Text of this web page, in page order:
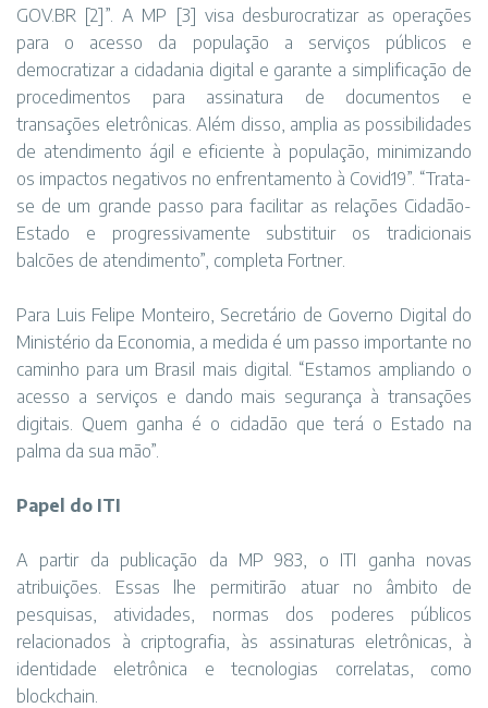
GOV.BR [2]”. A MP [3] visa desburocratizar as operações
para o acesso da população a serviços públicos e
democratizar a cidadania digital e garante a simplificação de
procedimentos para assinatura de documentos e
transações eletrônicas. Além disso, amplia as possibilidades
de atendimento ágil e eficiente à população, minimizando
os impactos negativos no enfrentamento à Covid19”. “Trata-
se de um grande passo para facilitar as relações Cidadão-
Estado e progressivamente substituir os tradicionais
balcões de atendimento”, completa Fortner.
Para Luis Felipe Monteiro, Secretário de Governo Digital do
Ministério da Economia, a medida é um passo importante no
caminho para um Brasil mais digital. “Estamos ampliando o
acesso a serviços e dando mais segurança à transações
digitais. Quem ganha é o cidadão que terá o Estado na
palma da sua mão”.
Papel do ITI
A partir da publicação da MP 983, o ITI ganha novas
atribuições. Essas lhe permitirão atuar no âmbito de
pesquisas, atividades, normas dos poderes públicos
relacionados à criptografia, às assinaturas eletrônicas, à
identidade eletrônica e tecnologias correlatas, como
blockchain.